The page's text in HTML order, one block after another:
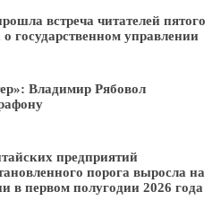
встреча читателей пятого
государственном управлении
Владимир Рябовол
предприятий
порога выросла на
в первом полугодии 2026 года